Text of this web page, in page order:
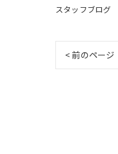
スタッフブログ
< 前のページ